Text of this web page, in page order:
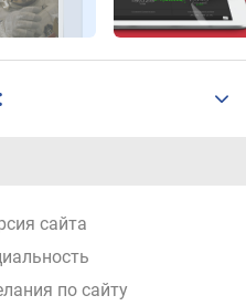
сайта
по сайту